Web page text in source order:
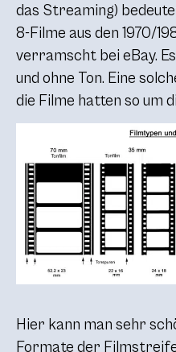
das Streaming)
8-Filme aus den 1970/
verramscht bei eBay.
und ohne Ton. Eine
die Filme hatten so um
Hier kann man sehr
Formate der